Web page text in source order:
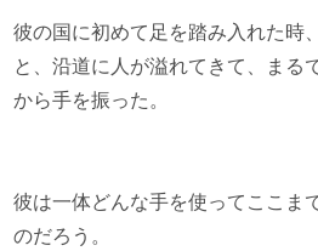
彼の国に初めて足を踏み入れた時
と、沿道に人が溢れてきて、まる
から手を振った。
彼は一体どんな手を使ってここま
のだろう。